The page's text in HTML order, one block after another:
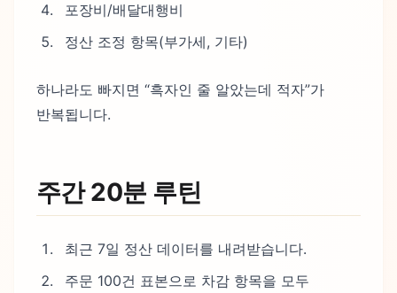
포장비/배달대행비
정산 조정 항목(부가세, 기타)
하나라도 빠지면 “흑자인 줄 알았는데 적자”가
반복됩니다.
주간 20분 루틴
최근 7일 정산 데이터를 내려받습니다.
주문 100건 표본으로 차감 항목을 모두